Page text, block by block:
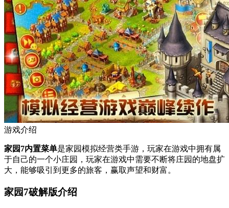
游戏介绍
家园7内置菜单是家园模拟经营类手游，玩家在游戏中拥有属
于自己的一个小庄园，玩家在游戏中需要不断将庄园的地盘扩
大，能够吸引到更多的旅客，赢取声望和财富。
家园7破解版介绍